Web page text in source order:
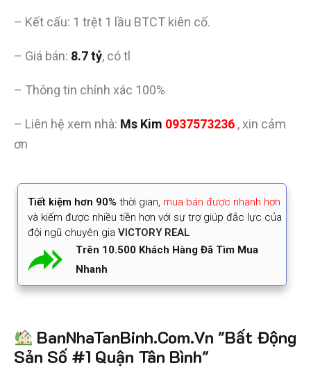
– Kết cấu: 1 trệt 1 lầu BTCT kiên cố.
– Giá bán: 8.7 tỷ, có tl
– Thông tin chính xác 100%
– Liên hệ xem nhà: Ms Kim 0937573236 , xin cảm
ơn
Tiết kiệm hơn 90% thời gian, mua bán được nhanh hơn
và kiếm được nhiều tiền hơn với sự trợ giúp đắc lực của
đội ngũ chuyên gia VICTORY REAL
Trên 10.500 Khách Hàng Đã Tìm Mua
Nhanh
BanNhaTanBinh.Com.Vn "Bất Động
Sản Số #1 Quận Tân Bình"